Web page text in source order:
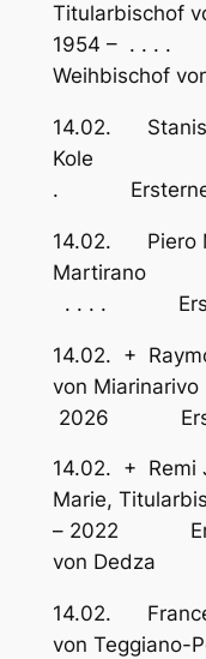
1954 – . . . .
Weihbischof
14.02.
Kole
.
14.02. Piero
. . . .
14.02. +
von
2026
14.02. + Remi
Marie,
– 2022
von Dedza
14.02.
von